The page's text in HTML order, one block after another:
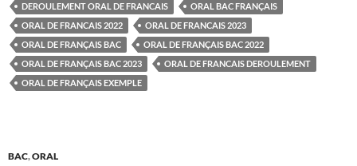
DEROULEMENT ORAL DE FRANCAIS
ORAL BAC FRANÇAIS
ORAL DE FRANCAIS 2022
ORAL DE FRANCAIS 2023
ORAL DE FRANÇAIS BAC
ORAL DE FRANÇAIS BAC 2022
ORAL DE FRANÇAIS BAC 2023
ORAL DE FRANCAIS DEROULEMENT
ORAL DE FRANÇAIS EXEMPLE
BAC,ORAL